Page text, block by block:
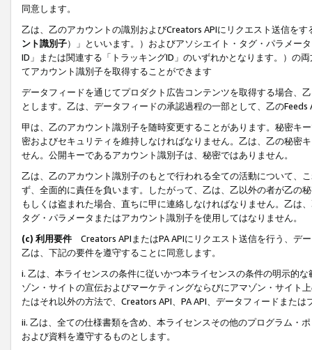
同意します。
乙は、乙のアカウントの識別およびCreators APIにリクエスト送信を
ント識別子）」といいます。）およびアソシエイト・タグ・パラメー
ID」または関連する「トラッキングID」のいずれかとなります。）の
てアカウント識別子を取得することができます
データフィードを通じてプロダクト広告コンテンツを取得する場合、
とします。乙は、データフィードの承認過程の一部として、乙の
甲は、乙のアカウント識別子を随時変更することがあります。秘密キ
密およびセキュリティを維持しなければなりません。乙は、乙の秘密
せん。公開キーであるアカウント識別子は、秘密ではありません。
乙は、乙のアカウント識別子のもとで行われる全ての活動について、
ず、全面的に責任を負います。したがって、乙は、乙以外の者が乙の
もしくは盗まれた場合、直ちに甲に連絡しなければなりません。乙は
タグ・パラメータまたはアカウント識別子を使用してはなりません。
(c) 利用要件 Creators APIまたはPA APIにリクエスト送信を行う、デ
乙は、下記の要件を遵守することに同意します。
i. 乙は、本ライセンスの条件に従いかつ本ライセンスの条件の明示的
ゾン・サイトの宣伝およびマーケティングならびにアマゾン・サイト
たはそれ以外の方法で、Creators API、PA API、データフィードまた
ii. 乙は、全ての仕様書類を含め、本ライセンスその他のプログラム・
および資料を遵守するものとします。